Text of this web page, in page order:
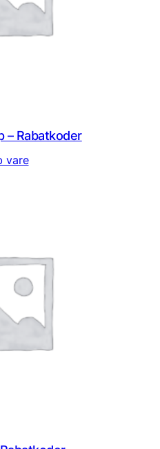
– Rabatkoder
vare